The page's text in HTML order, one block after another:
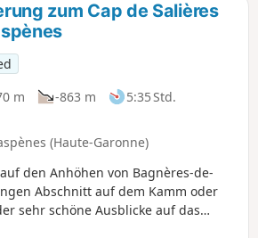
zum Cap de Salières
m -863 m
5:35 Std.
(Haute-Garonne)
den Anhöhen von Bagnères-de-
Abschnitt auf dem Kamm oder
sehr schöne Ausblicke auf das